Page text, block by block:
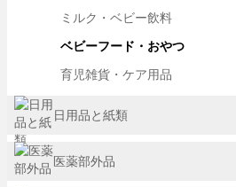
ミルク・ベビー飲料
ベビーフード・おやつ
育児雑貨・ケア用品
日用品と紙類
医薬部外品